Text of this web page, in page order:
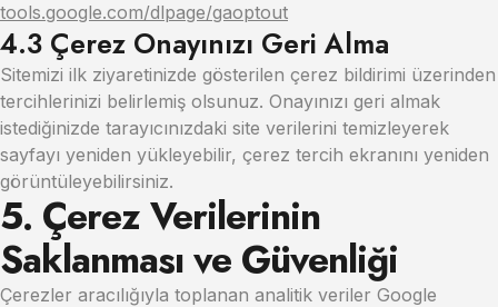
tools.google.com/dlpage/gaoptout
4.3 Çerez Onayınızı Geri Alma
Sitemizi ilk ziyaretinizde gösterilen çerez bildirimi üzerinden
tercihlerinizi belirlemiş olsunuz. Onayınızı geri almak
istediğinizde tarayıcınızdaki site verilerini temizleyerek
sayfayı yeniden yükleyebilir, çerez tercih ekranını yeniden
görüntüleyebilirsiniz.
5. Çerez Verilerinin
Saklanması ve Güvenliği
Çerezler aracılığıyla toplanan analitik veriler Google